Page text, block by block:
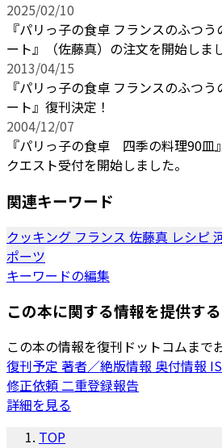
2025/02/10
『パリっ子の食卓 フランスのふつ
ート』（佐藤真）の注文を開始しま
2013/04/15
『パリっ子の食卓 フランスのふつ
ート』復刊決定！
2004/12/07
『パリっ子の食卓 四季の料理90皿
クエスト受付を開始しました。
関連キーワード
クッキング フランス 佐藤真 レシピ
ポーツ
キーワードの編集
この本に関する情報を提供する
この本の情報を復刊ドットコムまで
復刊予定 著者／絶版情報 奥付情報
修正依頼二重登録報告
詳細を見る
TOP